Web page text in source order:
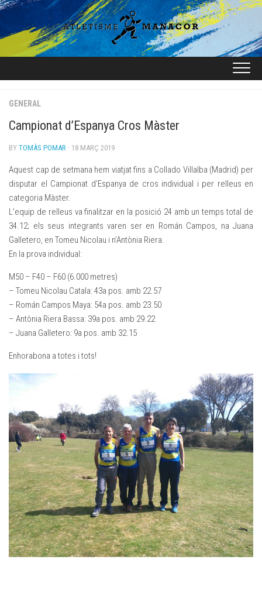
Skip
to
content
GENERAL
Campionat d’Espanya Cros Màster
BY TOMÀS POMAR · 18 MARÇ 2019
Aquest cap de setmana hem viatjat fins a Collado Villalba (Madrid) per
disputar el Campionat d’Espanya de cros individual i per relleus en
categoria Màster.
L’equip de relleus va finalitzar en la posició 24 amb un temps total de
34.12; els seus integrants varen ser en Román Campos, na Juana
Galletero, en Tomeu Nicolau i n’Antònia Riera.
En la prova individual:
M50 – F40 – F60 (6.000 metres)
– Tomeu Nicolau Catala: 43a pos. amb 22.57
– Román Campos Maya: 54a pos. amb 23.50
– Antònia Riera Bassa: 39a pos. amb 29.22
– Juana Galletero: 9a pos. amb 32.15
Enhorabona a totes i tots!